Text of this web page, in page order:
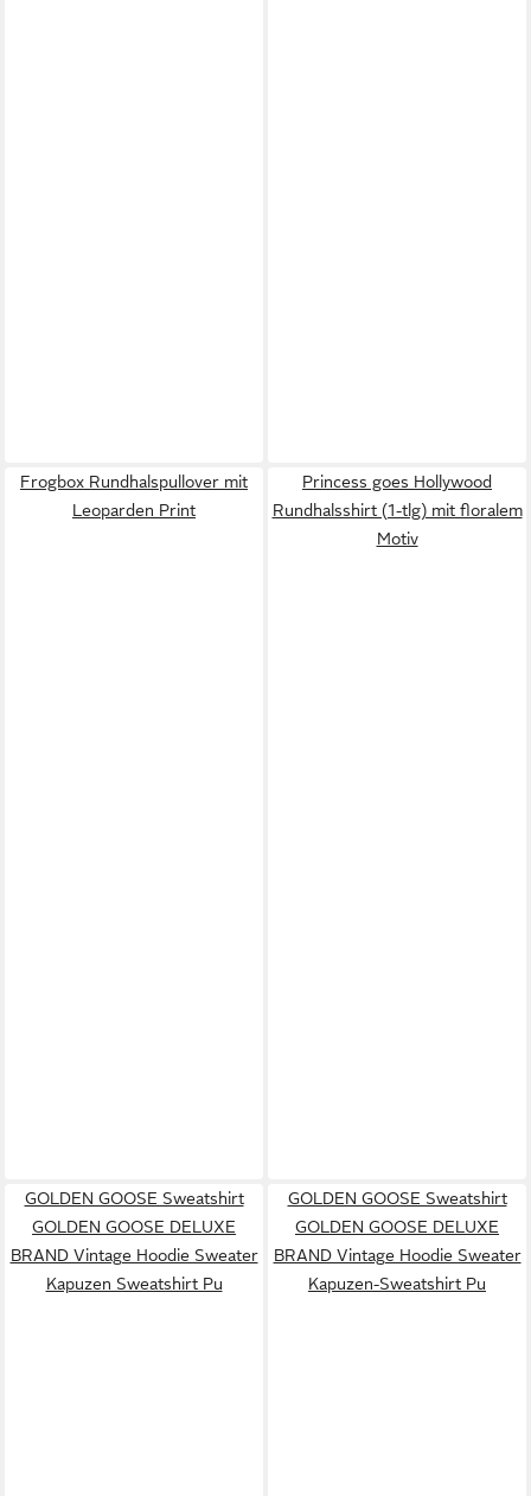
Frogbox Rundhalspullover mit
Leoparden Print
Princess goes Hollywood
Rundhalsshirt (1-tlg) mit floralem
Motiv
GOLDEN GOOSE Sweatshirt
GOLDEN GOOSE DELUXE
BRAND Vintage Hoodie Sweater
Kapuzen Sweatshirt Pu
GOLDEN GOOSE Sweatshirt
GOLDEN GOOSE DELUXE
BRAND Vintage Hoodie Sweater
Kapuzen-Sweatshirt Pu